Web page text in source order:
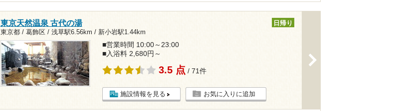
東京天然温泉 古代の湯
東京都 / 葛飾区 / 浅草駅6.56km / 新小岩駅1.44km
日帰り
■営業時間 10:00～23:00
■入浴料 2,680円～
3.5 点 / 71件
施設情報を見る お気に入りに追加